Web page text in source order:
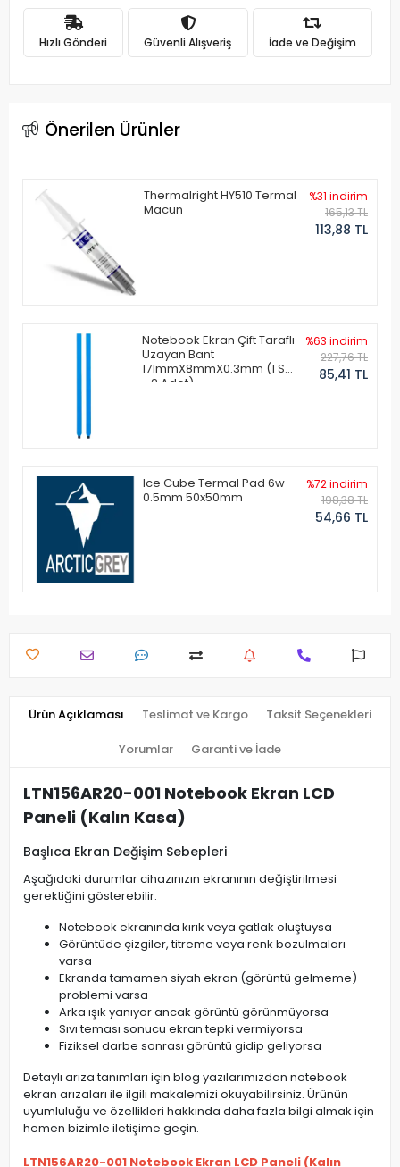
Hızlı Gönderi Güvenli Alışveriş İade ve Değişim
Önerilen Ürünler
Thermalright HY510 Termal
Macun
%31 indirim
165,13 TL
113,88 TL
Notebook Ekran Çift Taraflı
Uzayan Bant
171mmX8mmX0.3mm (1 Set
- 2 Adet)
%63 indirim
227,76 TL
85,41 TL
Ice Cube Termal Pad 6w
0.5mm 50x50mm
%72 indirim
198,38 TL
54,66 TL
Ürün Açıklaması Teslimat ve Kargo Taksit Seçenekleri
Yorumlar Garanti ve İade
LTN156AR20-001 Notebook Ekran LCD
Paneli (Kalın Kasa)
Başlıca Ekran Değişim Sebepleri
Aşağıdaki durumlar cihazınızın ekranının değiştirilmesi
gerektiğini gösterebilir:
Notebook ekranında kırık veya çatlak oluştuysa
Görüntüde çizgiler, titreme veya renk bozulmaları
varsa
Ekranda tamamen siyah ekran (görüntü gelmeme)
problemi varsa
Arka ışık yanıyor ancak görüntü görünmüyorsa
Sıvı teması sonucu ekran tepki vermiyorsa
Fiziksel darbe sonrası görüntü gidip geliyorsa
Detaylı arıza tanımları için blog yazılarımızdan notebook
ekran arızaları ile ilgili makalemizi okuyabilirsiniz. Ürünün
uyumluluğu ve özellikleri hakkında daha fazla bilgi almak için
hemen bizimle iletişime geçin.
LTN156AR20-001 Notebook Ekran LCD Paneli (Kalın